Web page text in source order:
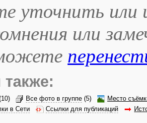
уточнить или
или
Все фото в группе (5)
Место
в Сети
Ссылки для публикаций